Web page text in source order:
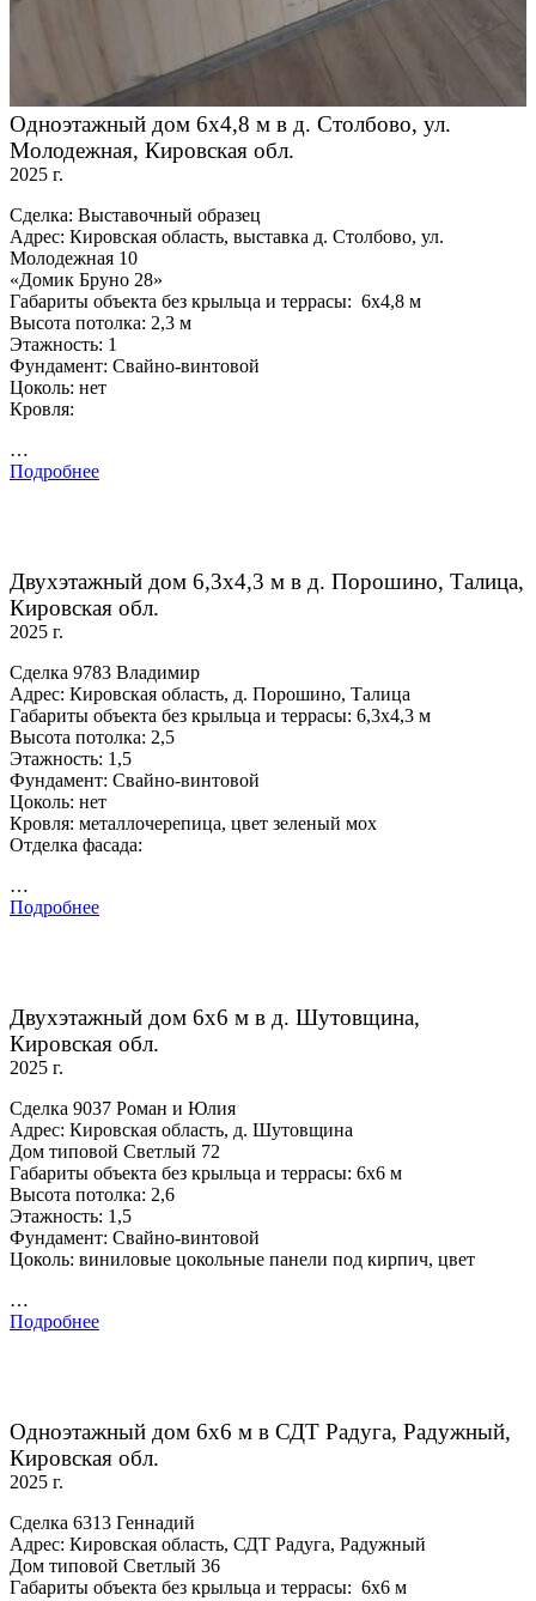
Одноэтажный дом 6х4,8 м в д. Столбово, ул.
Молодежная, Кировская обл.
2025 г.
Сделка: Выставочный образец
Адрес: Кировская область, выставка д. Столбово, ул.
Молодежная 10
«Домик Бруно 28»
Габариты объекта без крыльца и террасы: 6х4,8 м
Высота потолка: 2,3 м
Этажность: 1
Фундамент: Свайно-винтовой
Цоколь: нет
Кровля:
…
Подробнее
Двухэтажный дом 6,3х4,3 м в д. Порошино, Талица,
Кировская обл.
2025 г.
Сделка 9783 Владимир
Адрес: Кировская область, д. Порошино, Талица
Габариты объекта без крыльца и террасы: 6,3х4,3 м
Высота потолка: 2,5
Этажность: 1,5
Фундамент: Свайно-винтовой
Цоколь: нет
Кровля: металлочерепица, цвет зеленый мох
Отделка фасада:
…
Подробнее
Двухэтажный дом 6х6 м в д. Шутовщина,
Кировская обл.
2025 г.
Сделка 9037 Роман и Юлия
Адрес: Кировская область, д. Шутовщина
Дом типовой Светлый 72
Габариты объекта без крыльца и террасы: 6х6 м
Высота потолка: 2,6
Этажность: 1,5
Фундамент: Свайно-винтовой
Цоколь: виниловые цокольные панели под кирпич, цвет
…
Подробнее
Одноэтажный дом 6х6 м в СДТ Радуга, Радужный,
Кировская обл.
2025 г.
Сделка 6313 Геннадий
Адрес: Кировская область, СДТ Радуга, Радужный
Дом типовой Светлый 36
Габариты объекта без крыльца и террасы: 6х6 м